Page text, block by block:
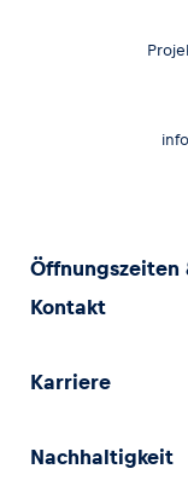
Öffnungszeiten
Kontakt
Karriere
Nachhaltigkeit